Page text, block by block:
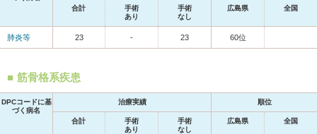
合計
手術
あり
手術
なし
広島県 全国
肺炎等 23 - 23 60位
筋骨格系疾患
DPCコードに基
づく病名
治療実績 順位
合計
手術
あり
手術
なし
広島県 全国